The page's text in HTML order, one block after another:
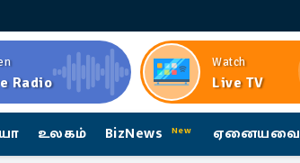
Radio
Watch
Live TV
உலகம் BizNews New ஏனையவை